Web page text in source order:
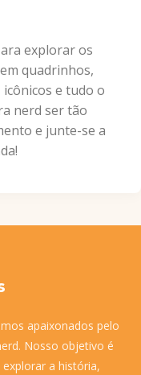
explorar os
quadrinhos,
e tudo o
nerd ser tão
e junte-se a
apaixonados pelo
Nosso objetivo é
a história,